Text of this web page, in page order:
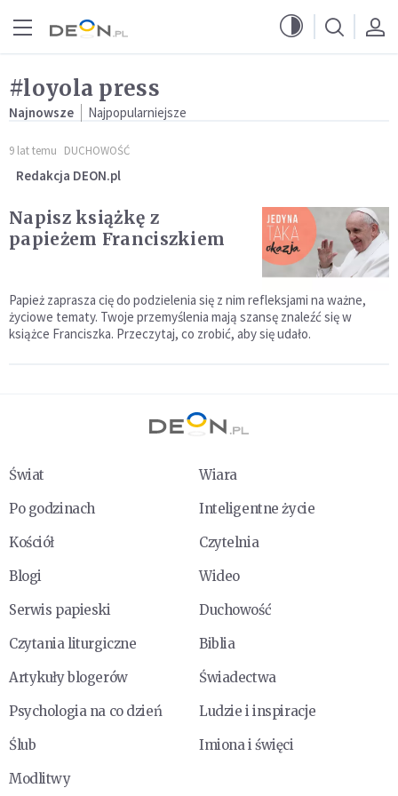
#loyola press
Najnowsze Najpopularniejsze
9 lat temu DUCHOWOŚĆ
Redakcja DEON.pl
Napisz książkę z
papieżem Franciszkiem
Papież zaprasza cię do podzielenia się z nim refleksjami na ważne,
życiowe tematy. Twoje przemyślenia mają szansę znaleźć się w
książce Franciszka. Przeczytaj, co zrobić, aby się udało.
Świat
Wiara
Po godzinach
Inteligentne życie
Kościół
Czytelnia
Blogi
Wideo
Serwis papieski
Duchowość
Czytania liturgiczne
Biblia
Artykuły blogerów
Świadectwa
Psychologia na co dzień
Ludzie i inspiracje
Ślub
Imiona i święci
Modlitwy